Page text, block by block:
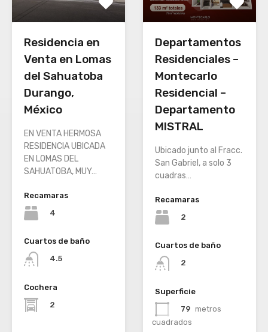
Residencia en
Venta en Lomas
del Sahuatoba
Durango,
México
EN VENTA HERMOSA
RESIDENCIA UBICADA
EN LOMAS DEL
SAHUATOBA, MUY…
Recamaras
4
Cuartos de baño
4.5
Cochera
2
Departamentos
Residenciales –
Montecarlo
Residencial –
Departamento
MISTRAL
Ubicado junto al Fracc.
San Gabriel, a solo 3
cuadras…
Recamaras
2
Cuartos de baño
2
Superficie
79 metros
cuadrados